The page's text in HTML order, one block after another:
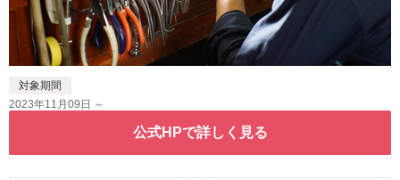
対象期間
2023年11月09日 ～
公式HPで詳しく見る